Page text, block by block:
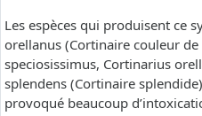
Les espèces qui produisent ce
orellanus (Cortinaire couleur
speciosissimus, Cortinarius
splendens (Cortinaire
provoqué beaucoup